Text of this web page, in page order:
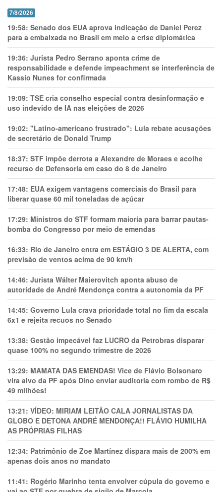
7/8/2026
19:58: Senado dos EUA aprova indicação de Daniel Perez
para a embaixada no Brasil em meio a crise diplomática
19:36: Jurista Pedro Serrano aponta crime de
responsabilidade e defende impeachment se interferência de
Kassio Nunes for confirmada
19:09: TSE cria conselho especial contra desinformação e
uso indevido de IA nas eleições de 2026
19:02: "Latino-americano frustrado": Lula rebate acusações
de secretário de Donald Trump
18:37: STF impõe derrota a Alexandre de Moraes e acolhe
recurso de Defensoria em caso do 8 de Janeiro
17:48: EUA exigem vantagens comerciais do Brasil para
liberar quase 60 mil toneladas de açúcar
17:29: Ministros do STF formam maioria para barrar pautas-
bomba do Congresso por meio de emendas
16:33: Rio de Janeiro entra em ESTÁGIO 3 DE ALERTA, com
previsão de ventos acima de 90 km/h
14:46: Jurista Wálter Maierovitch aponta abuso de
autoridade de André Mendonça contra a autonomia da PF
14:45: Governo Lula crava prioridade total no fim da escala
6x1 e rejeita recuos no Senado
13:38: Gestão impecável faz LUCRO da Petrobras disparar
quase 100% no segundo trimestre de 2026
13:29: MAMATA DAS EMENDAS! Vice de Flávio Bolsonaro
vira alvo da PF após Dino enviar auditoria com rombo de R$
49 milhões!
13:21: VÍDEO: MIRIAM LEITÃO CALA JORNALISTAS DA
GLOBO E DETONA ANDRÉ MENDONÇA!! FLÁVIO HUMILHA
AS PRÓPRIAS FILHAS
12:34: Patrimônio de Zoe Martínez dispara mais de 200% em
apenas dois anos no mandato
11:41: Rogério Marinho tenta envolver cúpula do governo e